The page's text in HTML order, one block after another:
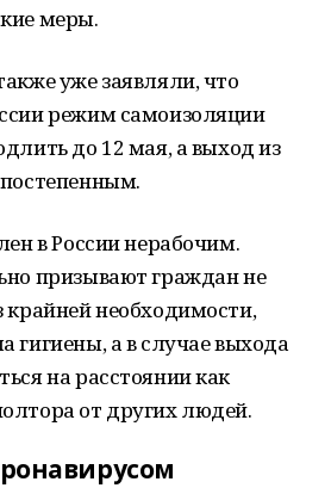
меры.
уже заявляли, что
режим самоизоляции
до 12 мая, а выход из
в России нерабочим.
призывают граждан не
крайней необходимости,
гигиены, а в случае выхода
на расстоянии как
от других людей.